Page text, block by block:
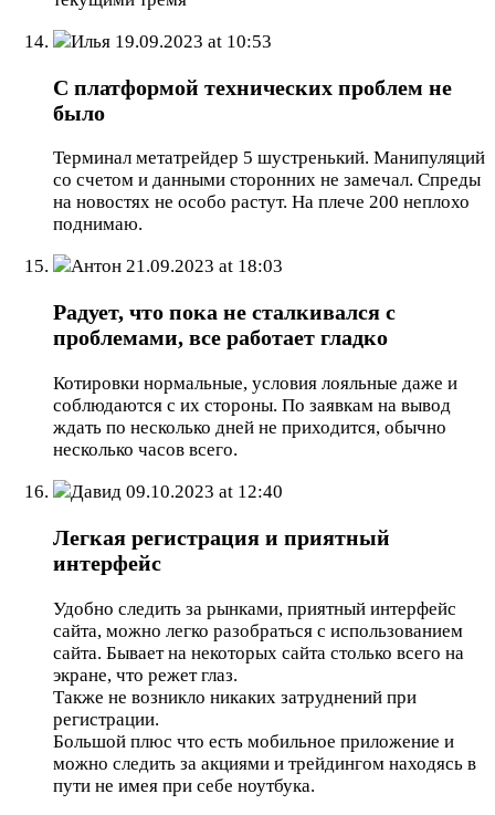
Илья 19.09.2023 at 10:53
С платформой технических проблем не
было
Терминал метатрейдер 5 шустренький. Манипуляций
со счетом и данными сторонних не замечал. Спреды
на новостях не особо растут. На плече 200 неплохо
поднимаю.
Антон 21.09.2023 at 18:03
Радует, что пока не сталкивался с
проблемами, все работает гладко
Котировки нормальные, условия лояльные даже и
соблюдаются с их стороны. По заявкам на вывод
ждать по несколько дней не приходится, обычно
несколько часов всего.
Давид 09.10.2023 at 12:40
Легкая регистрация и приятный
интерфейс
Удобно следить за рынками, приятный интерфейс
сайта, можно легко разобраться с использованием
сайта. Бывает на некоторых сайта столько всего на
экране, что режет глаз.
Также не возникло никаких затруднений при
регистрации.
Большой плюс что есть мобильное приложение и
можно следить за акциями и трейдингом находясь в
пути не имея при себе ноутбука.